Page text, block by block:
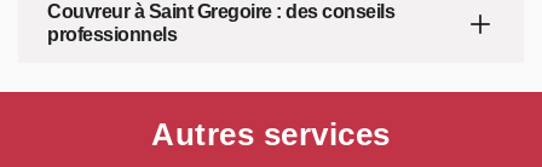
Couvreur à Saint Gregoire : des conseils
professionnels
Autres services